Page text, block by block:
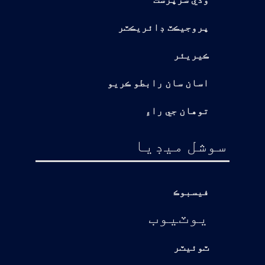
پروجيڪٽ ڊائريڪٽر
ڪيريئر
اسان سان رابطو ڪريو
توهان جي راءِ
سوشل ميڊيا
فيسبوڪ
يوٽيوب
ٽوئيٽر